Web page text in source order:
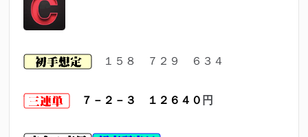
１５８ ７２９ ６３４
７－２－３ １２６４０ 円